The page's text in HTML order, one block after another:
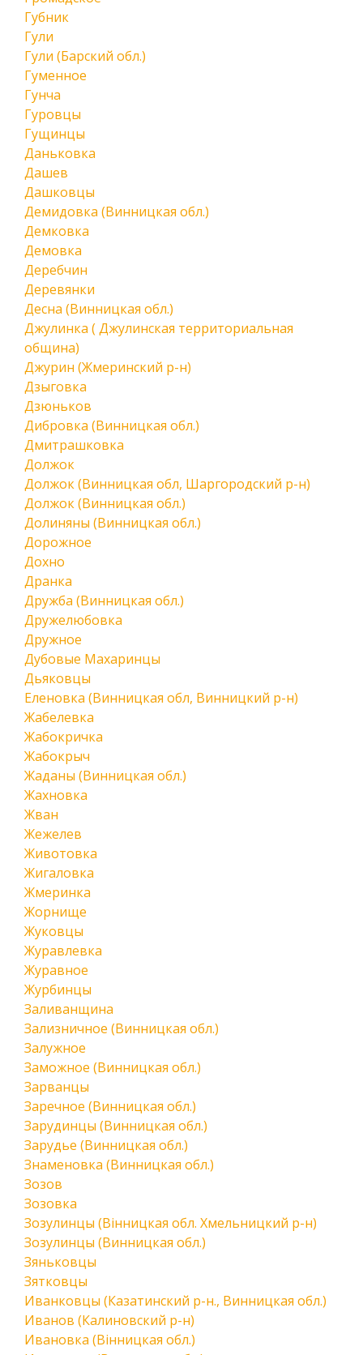
Губник
Гули
Гули (Барский обл.)
Гуменное
Гунча
Гуровцы
Гущинцы
Даньковка
Дашев
Дашковцы
Демидовка (Винницкая обл.)
Демковка
Демовка
Деребчин
Деревянки
Десна (Винницкая обл.)
Джулинка ( Джулинская территориальная
община)
Джурин (Жмеринский р-н)
Дзыговка
Дзюньков
Дибровка (Винницкая обл.)
Дмитрашковка
Должок
Должок (Винницкая обл, Шаргородский р-н)
Должок (Винницкая обл.)
Долиняны (Винницкая обл.)
Дорожное
Дохно
Дранка
Дружба (Винницкая обл.)
Дружелюбовка
Дружное
Дубовые Махаринцы
Дьяковцы
Еленовка (Винницкая обл, Винницкий р-н)
Жабелевка
Жабокричка
Жабокрыч
Жаданы (Винницкая обл.)
Жахновка
Жван
Жежелев
Животовка
Жигаловка
Жмеринка
Жорнище
Жуковцы
Журавлевка
Журавное
Журбинцы
Заливанщина
Зализничное (Винницкая обл.)
Залужное
Заможное (Винницкая обл.)
Зарванцы
Заречное (Винницкая обл.)
Зарудинцы (Винницкая обл.)
Зарудье (Винницкая обл.)
Знаменовка (Винницкая обл.)
Зозов
Зозовка
Зозулинцы (Вінницкая обл. Хмельницкий р-н)
Зозулинцы (Винницкая обл.)
Зяньковцы
Зятковцы
Иванковцы (Казатинский р-н., Винницкая обл.)
Иванов (Калиновский р-н)
Ивановка (Вінницкая обл.)